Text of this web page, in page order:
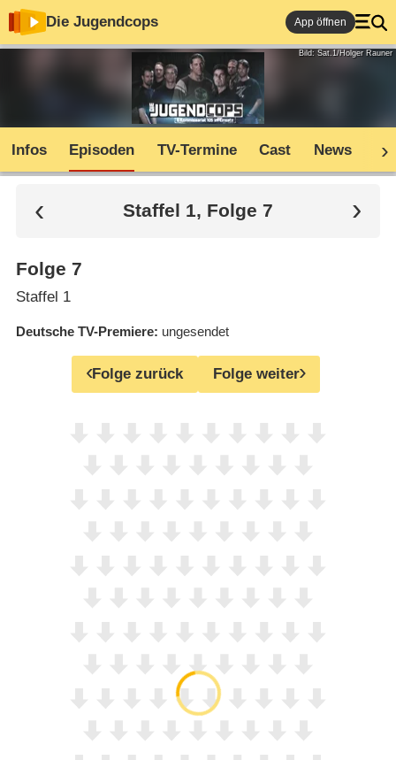
Die Jugendcops App öffnen
Bild: Sat.1/Holger Rauner
Infos Episoden TV-Termine Cast News
Staffel 1, Folge 7
Folge 7
Staffel 1
Deutsche TV-Premiere ungesendet
Folge zurück Folge weiter